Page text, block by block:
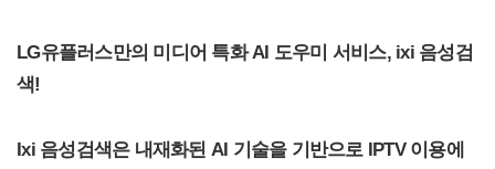
LG유플러스만의 미디어 특화 AI 도우미 서비스, ixi 음성검
색!
Ixi 음성검색은 내재화된 AI 기술을 기반으로 IPTV 이용에